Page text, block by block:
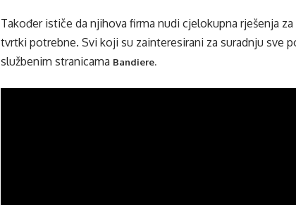
Također ističe da njihova firma nudi cjelokupna rješenja
tvrtki potrebne. Svi koji su zainteresirani za suradnju sve
službenim stranicama Bandiere.